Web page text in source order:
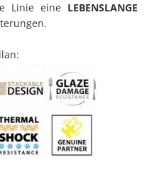
Linie eine LEBENSLANGE